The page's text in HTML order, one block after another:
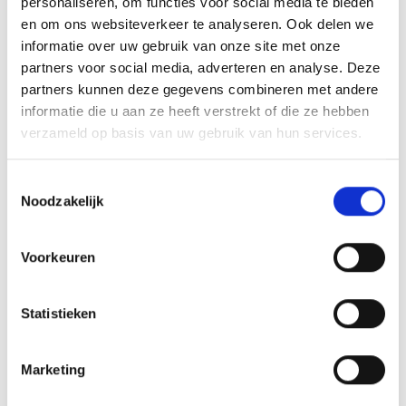
en om ons websiteverkeer te analyseren. Ook delen we
informatie over uw gebruik van onze site met onze
partners voor social media, adverteren en analyse. Deze
partners kunnen deze gegevens combineren met andere
informatie die u aan ze heeft verstrekt of die ze hebben
verzameld op basis van uw gebruik van hun services.
Noodzakelijk
Voorkeuren
Statistieken
Marketing